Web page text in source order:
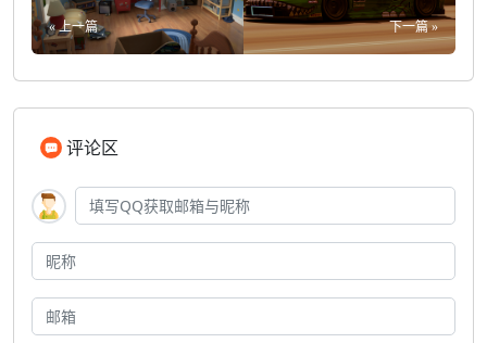
« 上一篇 下一篇 »
评论区